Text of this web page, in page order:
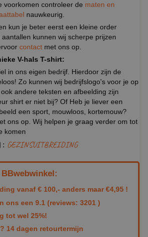
voorkomen controleer de maten en
nauwkeurig.
kun je beter eerst een kleine order
kunnen wij scherpe prijzen
contact met ons op.
V-hals T-shirt:
in ons eigen bedrijf. Hierdoor zijn de
Zo kunnen wij bedrijfslogo's voor je op
andere teksten en afbeelding zijn
shirt er niet bij? Of Heb je liever een
een sport, mouwloos, kortemouw?
ons op. Wij helpen je graag verder om tot
komen
: GEZINSUITBREIDING
vanaf € 100,- anders maar €4,95 !
ons een 9.1 (reviews: 3201 )
tot wel 25%!
14 dagen retourtermijn